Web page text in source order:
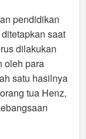
pendidikan
saat
dilakukan
oleh para
satu hasilnya
tua Henz,